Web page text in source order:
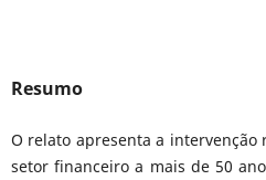
Resumo
O relato apresenta a
setor financeiro a mais de 50